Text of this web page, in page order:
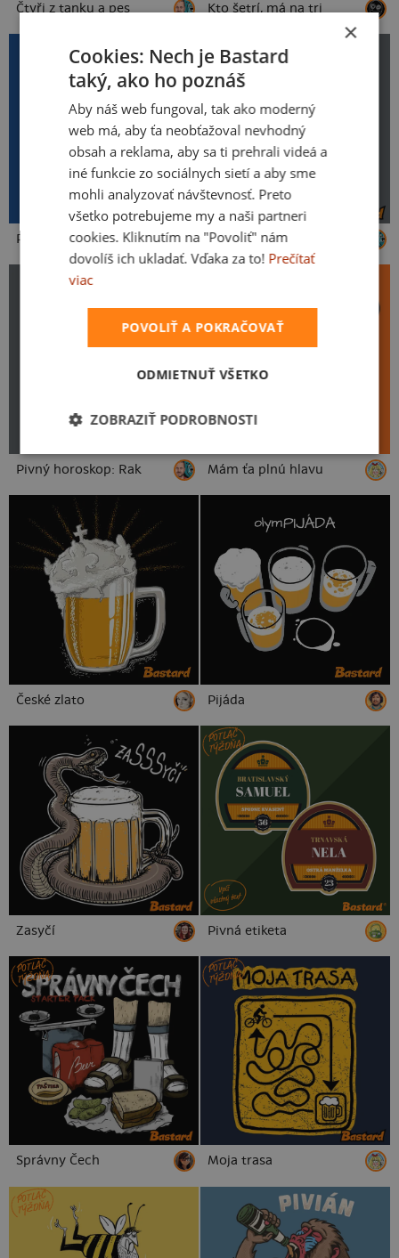
Čtyři z tanku a pes Kto šetrí, má na tri
Piváti z Karibiku Pivný horoskop: Lev
Pivný horoskop: Rak Mám ťa plnú hlavu
České zlato Pijáda
Zasyčí
POTLAČ
TÝŽDŇA
Pivná etiketa
POTLAČ
TÝŽDŇA
Správny Čech
POTLAČ
TÝŽDŇA
Moja trasa
POTLAČ
TÝŽDŇA
×
Cookies: Nech je Bastard
taký, ako ho poznáš
Aby náš web fungoval, tak ako moderný
web má, aby ťa neobťažoval nevhodný
obsah a reklama, aby sa ti prehrali videá a
iné funkcie zo sociálnych sietí a aby sme
mohli analyzovať návštevnosť. Preto
všetko potrebujeme my a naši partneri
cookies. Kliknutím na "Povoliť" nám
dovolíš ich ukladať. Vďaka za to! Prečítať
viac
POVOLIŤ A POKRAČOVAŤ
ODMIETNUŤ VŠETKO
ZOBRAZIŤ PODROBNOSTI